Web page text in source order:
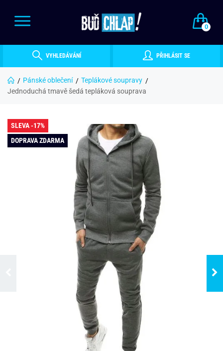
0
VYHLEDÁVÁNÍ PŘIHLÁSIT SE
Pánské oblečení
Teplákové soupravy
Jednoduchá tmavě šedá tepláková souprava
SLEVA -17%
DOPRAVA ZDARMA